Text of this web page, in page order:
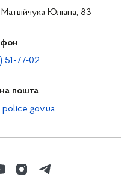
Юліана, 83
51-77-02
пошта